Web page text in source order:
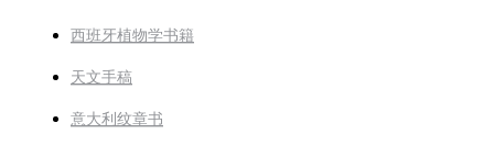
西班牙植物学书籍
天文手稿
意大利纹章书